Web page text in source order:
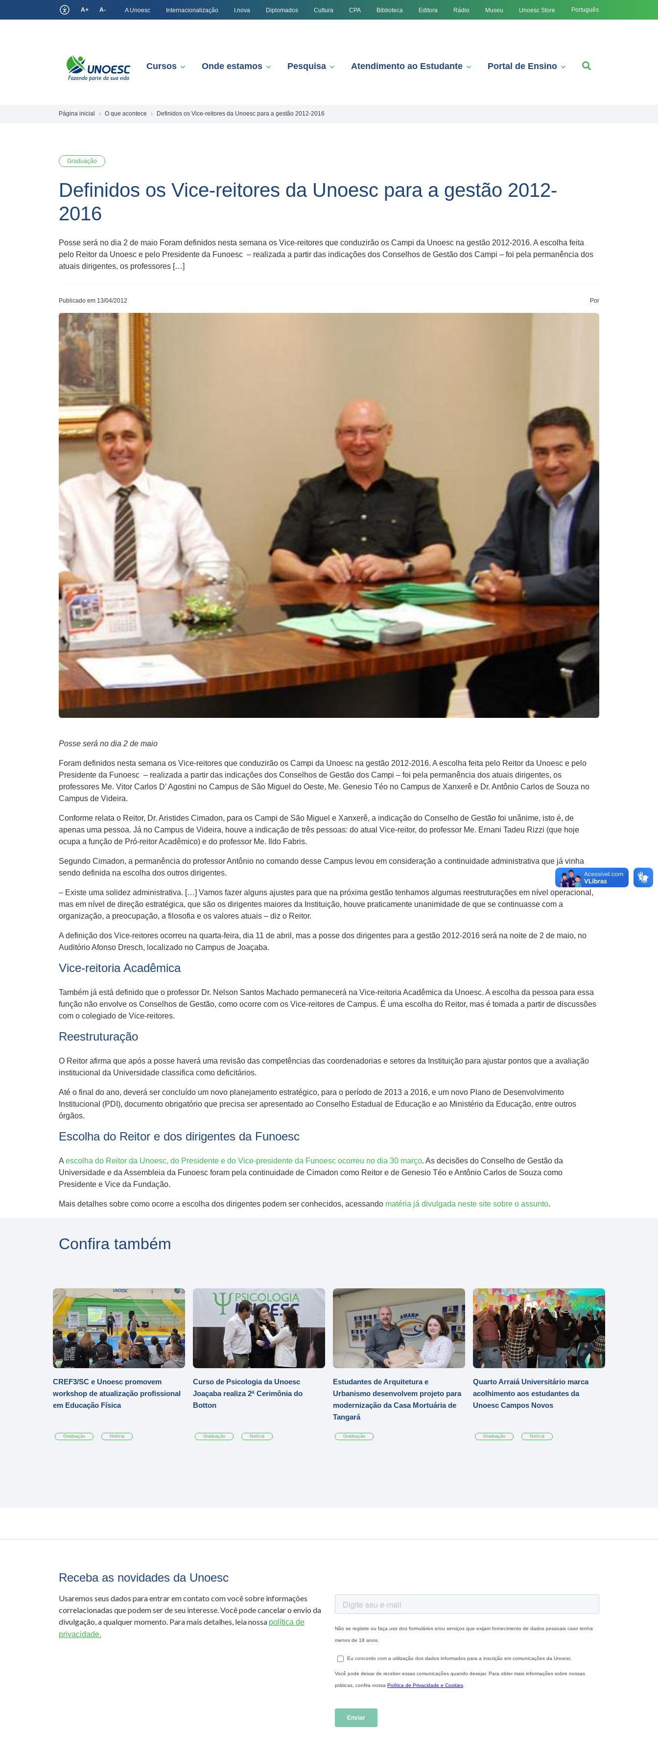
A+ A- A Unoesc Internacionalização I.nova Diplomados Cultura CPA Biblioteca Editora Rádio Museu Unoesc Store Português
Cursos Onde estamos Pesquisa Atendimento ao Estudante Portal de Ensino
Página inicial O que acontece Definidos os Vice-reitores da Unoesc para a gestão 2012-2016
Graduação
Definidos os Vice-reitores da Unoesc para a gestão 2012-
2016
Posse será no dia 2 de maio Foram definidos nesta semana os Vice-reitores que conduzirão os Campi da Unoesc na gestão 2012-2016. A escolha feita
pelo Reitor da Unoesc e pelo Presidente da Funoesc – realizada a partir das indicações dos Conselhos de Gestão dos Campi – foi pela permanência dos
atuais dirigentes, os professores […]
Publicado em 13/04/2012 Por
Posse será no dia 2 de maio
Foram definidos nesta semana os Vice-reitores que conduzirão os Campi da Unoesc na gestão 2012-2016. A escolha feita pelo Reitor da Unoesc e pelo
Presidente da Funoesc – realizada a partir das indicações dos Conselhos de Gestão dos Campi – foi pela permanência dos atuais dirigentes, os
professores Me. Vitor Carlos D’ Agostini no Campus de São Miguel do Oeste, Me. Genesio Téo no Campus de Xanxerê e Dr. Antônio Carlos de Souza no
Campus de Videira.
Conforme relata o Reitor, Dr. Aristides Cimadon, para os Campi de São Miguel e Xanxerê, a indicação do Conselho de Gestão foi unânime, isto é, de
apenas uma pessoa. Já no Campus de Videira, houve a indicação de três pessoas: do atual Vice-reitor, do professor Me. Ernani Tadeu Rizzi (que hoje
ocupa a função de Pró-reitor Acadêmico) e do professor Me. Ildo Fabris.
Segundo Cimadon, a permanência do professor Antônio no comando desse Campus levou em consideração a continuidade administrativa que já vinha
sendo definida na escolha dos outros dirigentes.
– Existe uma solidez administrativa. […] Vamos fazer alguns ajustes para que na próxima gestão tenhamos algumas reestruturações em nível operacional,
mas em nível de direção estratégica, que são os dirigentes maiores da Instituição, houve praticamente unanimidade de que se continuasse com a
organização, a preocupação, a filosofia e os valores atuais – diz o Reitor.
A definição dos Vice-reitores ocorreu na quarta-feira, dia 11 de abril, mas a posse dos dirigentes para a gestão 2012-2016 será na noite de 2 de maio, no
Auditório Afonso Dresch, localizado no Campus de Joaçaba.
Vice-reitoria Acadêmica
Também já está definido que o professor Dr. Nelson Santos Machado permanecerá na Vice-reitoria Acadêmica da Unoesc. A escolha da pessoa para essa
função não envolve os Conselhos de Gestão, como ocorre com os Vice-reitores de Campus. É uma escolha do Reitor, mas é tomada a partir de discussões
com o colegiado de Vice-reitores.
Reestruturação
O Reitor afirma que após a posse haverá uma revisão das competências das coordenadorias e setores da Instituição para ajustar pontos que a avaliação
institucional da Universidade classifica como deficitários.
Até o final do ano, deverá ser concluído um novo planejamento estratégico, para o período de 2013 a 2016, e um novo Plano de Desenvolvimento
Institucional (PDI), documento obrigatório que precisa ser apresentado ao Conselho Estadual de Educação e ao Ministério da Educação, entre outros
órgãos.
Escolha do Reitor e dos dirigentes da Funoesc
A escolha do Reitor da Unoesc, do Presidente e do Vice-presidente da Funoesc ocorreu no dia 30 março. As decisões do Conselho de Gestão da
Universidade e da Assembleia da Funoesc foram pela continuidade de Cimadon como Reitor e de Genesio Téo e Antônio Carlos de Souza como
Presidente e Vice da Fundação.
Mais detalhes sobre como ocorre a escolha dos dirigentes podem ser conhecidos, acessando matéria já divulgada neste site sobre o assunto.
Confira também
CREF3/SC e Unoesc promovem
workshop de atualização profissional
em Educação Física
Graduação Notícia
Curso de Psicologia da Unoesc
Joaçaba realiza 2ª Cerimônia do
Botton
Graduação Notícia
Estudantes de Arquitetura e
Urbanismo desenvolvem projeto para
modernização da Casa Mortuária de
Tangará
Graduação
Quarto Arraiá Universitário marca
acolhimento aos estudantes da
Unoesc Campos Novos
Graduação Notícia
Receba as novidades da Unoesc
Usaremos seus dados para entrar em contato com você sobre informações
correlacionadas que podem ser de seu interesse. Você pode cancelar o envio da
divulgação, a qualquer momento. Para mais detalhes, leia nossa política de
privacidade.